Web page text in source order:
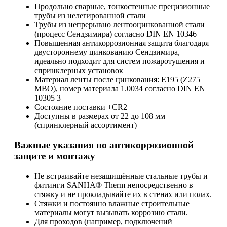
Продольно сварные, тонкостенные прецизионные
трубы из нелегированной стали
Трубы из непрерывно лентооцинкованной стали
(процесс Сендзимира) согласно DIN EN 10346
Повышенная антикоррозионная защита благодаря
двустороннему цинкованию Сендзимира,
идеально подходит для систем пожаротушения и
спринклерных установок
Материал ленты после цинкования: E195 (Z275
MBO), номер материала 1.0034 согласно DIN EN
10305 3
Состояние поставки +CR2
Доступны в размерах от 22 до 108 мм
(спринклерный ассортимент)
Важные указания по антикоррозионной
защите и монтажу
Не встраивайте незащищённые стальные трубы и
фитинги SANHA® Therm непосредственно в
стяжку и не прокладывайте их в стенах или полах.
Стяжки и постоянно влажные строительные
материалы могут вызывать коррозию стали.
Для проходов (например, подключений